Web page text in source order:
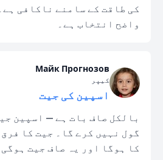
واضح انتخاب ہے۔
Майк Прогнозов
کیپر
اسپین کی جیت
بالکل صاف بات ہے — اسپین
گول نہیں کرے گا۔ جیت کا
کا ہوگا اور یہ صاف جیت